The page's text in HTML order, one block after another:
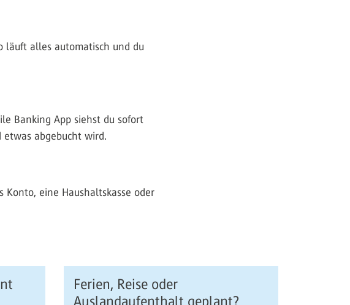
läuft alles automatisch und du
Banking App siehst du sofort
abgebucht wird.
eine Haushaltskasse oder
Ferien, Reise oder
Auslandaufenthalt geplant?